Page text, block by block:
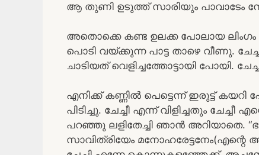
ആ തുണി ഉടുത്ത് സാരിയും പാവാടേം
അതൊക്കെ കണ്ട ഉലക്ക പോലായ
പൊടി വയ്ക്കുന്ന പാട്ട താഴെ വീണു.
ചാടിയത് വെളിച്ചത്തോട്ടായി പോയി.
എനിക്ക് കണ്ണിൽ പെട്ടെന്ന് ഇരുട്ട്
പിടിച്ചു. ചേച്ചീ എന്ന് വിളിച്ചതും
പറഞ്ഞു ലളിതേച്ചി ഞാൻ അറിയാതെ.
സാവിത്രിയേം